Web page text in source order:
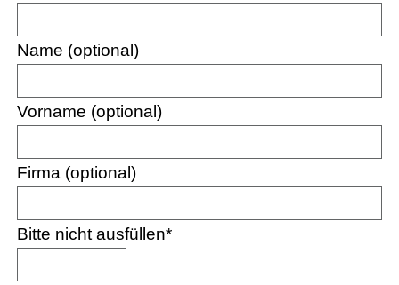
Name (optional)
Vorname (optional)
Firma (optional)
Bitte nicht ausfüllen*